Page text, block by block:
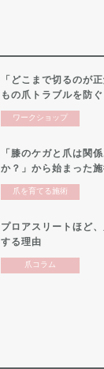
「どこまで切るのが
もの爪トラブルを防
ワークショップ
「膝のケガと爪は関
か？」から始まった
爪を育てる施術
プロアスリートほど
する理由
爪コラム